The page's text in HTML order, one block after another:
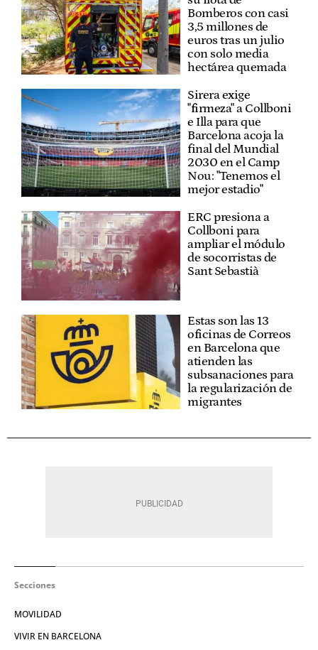
Bomberos con casi
3,5 millones de
euros tras un julio
con solo media
hectárea quemada
Sirera exige
"firmeza" a Collboni
e Illa para que
Barcelona acoja la
final del Mundial
2030 en el Camp
Nou: "Tenemos el
mejor estadio"
ERC presiona a
Collboni para
ampliar el módulo
de socorristas de
Sant Sebastià
Estas son las 13
oficinas de Correos
en Barcelona que
atienden las
subsanaciones para
la regularización de
migrantes
Secciones
MOVILIDAD
VIVIR EN BARCELONA